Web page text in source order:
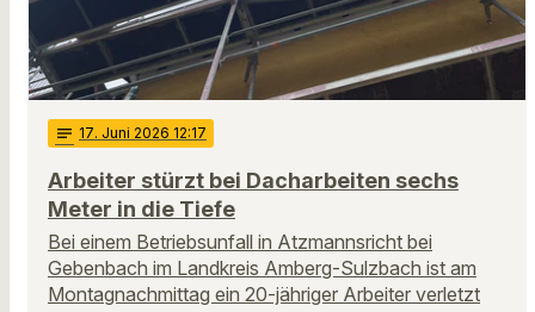
notes 17. Juni 2026 12:17
Arbeiter stürzt bei Dacharbeiten sechs
Meter in die Tiefe
Bei einem Betriebsunfall in Atzmannsricht bei
Gebenbach im Landkreis Amberg-Sulzbach ist am
Montagnachmittag ein 20-jähriger Arbeiter verletzt